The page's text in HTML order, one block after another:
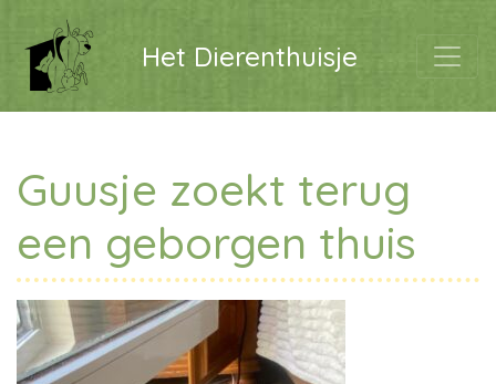
Het Dierenthuisje
Guusje zoekt terug
een geborgen thuis